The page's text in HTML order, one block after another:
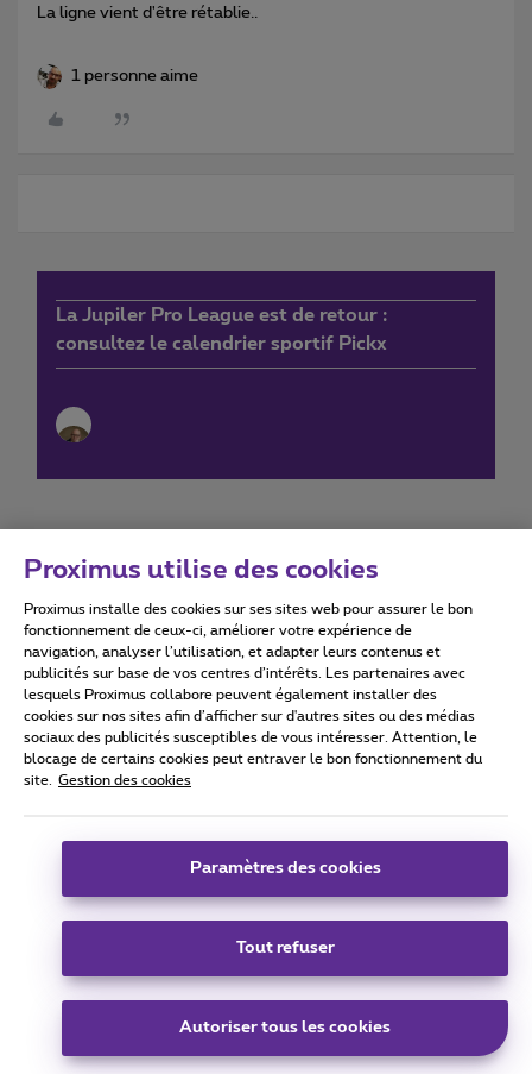
La ligne vient d'être rétablie..
1 personne aime
La Jupiler Pro League est de retour :
consultez le calendrier sportif Pickx
Conditions d'utilisation Accessibility statement
Tous droits réservés. © 2026 Proximus
Conditions générales, info consommateur
Coordonnées de l’entreprise
Boulevard du Roi Albert II 27 - B-1030 Bruxelles.
Carrier & Wholesale Solutions
|Telindus
|Sitemap
Proximus utilise des cookies
Proximus installe des cookies sur ses sites web pour assurer le bon
fonctionnement de ceux-ci, améliorer votre expérience de
navigation, analyser l’utilisation, et adapter leurs contenus et
publicités sur base de vos centres d’intérêts. Les partenaires avec
lesquels Proximus collabore peuvent également installer des
cookies sur nos sites afin d’afficher sur d'autres sites ou des médias
sociaux des publicités susceptibles de vous intéresser. Attention, le
blocage de certains cookies peut entraver le bon fonctionnement du
site.
Gestion des cookies
Paramètres des cookies
Tout refuser
Autoriser tous les cookies